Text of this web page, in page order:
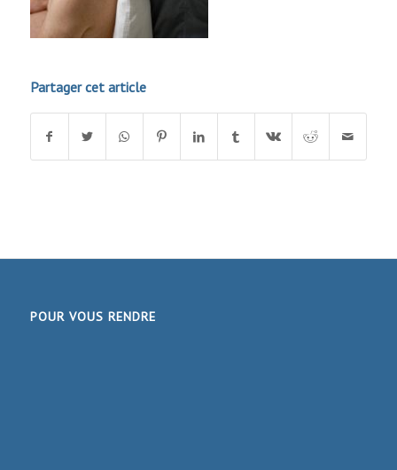
Partager cet article
POUR VOUS RENDRE